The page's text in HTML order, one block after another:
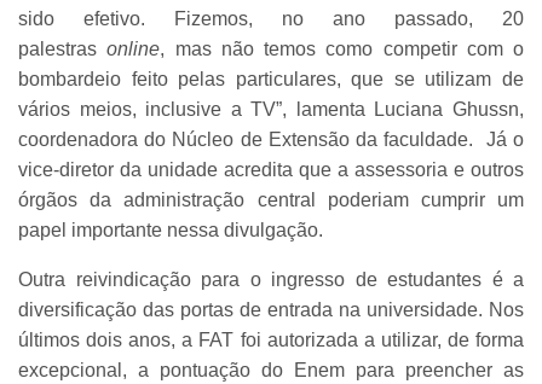
sido efetivo. Fizemos, no ano passado, 20
palestrasonline, mas não temos como competir com o
bombardeio feito pelas particulares, que se utilizam de
vários meios, inclusive a TV”, lamenta Luciana Ghussn,
coordenadora do Núcleo de Extensão da faculdade. Já o
vice-diretor da unidade acredita que a assessoria e outros
órgãos da administração central poderiam cumprir um
papel importante nessa divulgação.
Outra reivindicação para o ingresso de estudantes é a
diversificação das portas de entrada na universidade. Nos
últimos dois anos, a FAT foi autorizada a utilizar, de forma
excepcional, a pontuação do Enem para preencher as